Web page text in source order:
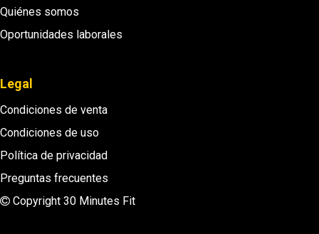
Quiénes somos
Oportunidades laborales
Legal
Condiciones de venta
Condiciones de uso
Política de privacidad
Preguntas frecuentes
Copyright 30 Minutes Fit